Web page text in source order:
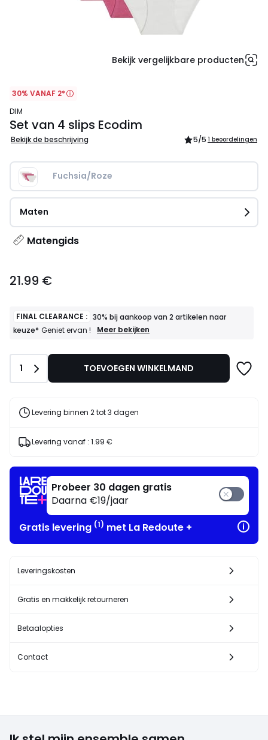
Bekijk vergelijkbare producten
30% VANAF 2*
DIM
Set van 4 slips Ecodim
Bekijk de beschrijving 5/5 1 beoordelingen
Fuchsia/Roze
Maten
Matengids
€.
21.99 €
FINAL CLEARANCE : 30% bij aankoop van 2 artikelen naar
keuze* Geniet ervan !
FINAL
bij
artikelen
Geniet
Meer bekijken
Aantal
1 TOEVOEGEN WINKELMAND
Levering binnen 2 tot 3 dagen
Levering vanaf : 1.99 €
Probeer 30 dagen gratis
Daarna €19/jaar
Gratis levering (1) met La Redoute +
Leveringskosten
Gratis en makkelijk retourneren
Betaalopties
Contact